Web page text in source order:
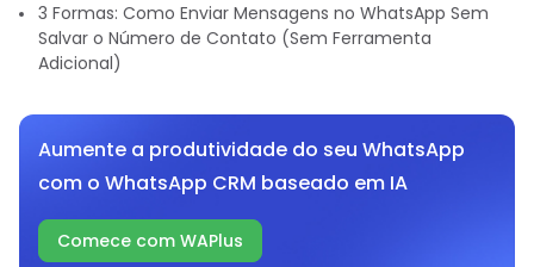
3 Formas: Como Enviar Mensagens no WhatsApp Sem
Salvar o Número de Contato (Sem Ferramenta
Adicional)
Aumente a produtividade do seu WhatsApp
com o WhatsApp CRM baseado em IA
Comece com WAPlus